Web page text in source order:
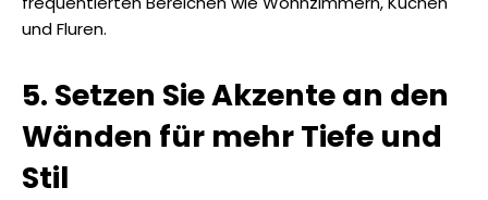
und Fluren.
5. Setzen Sie Akzente an den
Wänden für mehr Tiefe und
Stil